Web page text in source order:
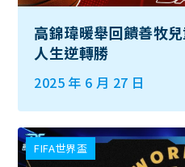
高錦瑋暖舉回饋善牧
人生逆轉勝
2025 年 6 月 27 日
FIFA世界盃